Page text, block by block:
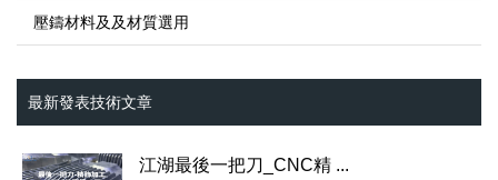
壓鑄材料及及材質選用
最新發表技術文章
江湖最後一把刀_CNC精 ...